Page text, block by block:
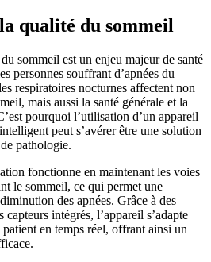
qualité du sommeil
sommeil est un enjeu majeur de santé
personnes souffrant d’apnées du
respiratoires nocturnes affectent non
mais aussi la santé générale et la
pourquoi l’utilisation d’un appareil
peut s’avérer être une solution
pathologie.
fonctionne en maintenant les voies
le sommeil, ce qui permet une
des apnées. Grâce à des
capteurs intégrés, l’appareil s’adapte
en temps réel, offrant ainsi un